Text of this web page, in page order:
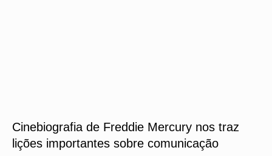
Cinebiografia de Freddie Mercury nos traz
lições importantes sobre comunicação